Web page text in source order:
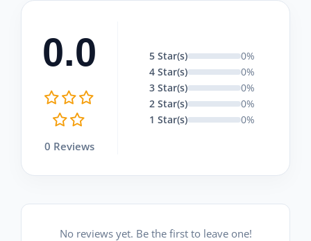
0.0
0 Reviews
5 Star(s)
0%
4 Star(s)
0%
3 Star(s)
0%
2 Star(s)
0%
1 Star(s)
0%
No reviews yet. Be the first to leave one!